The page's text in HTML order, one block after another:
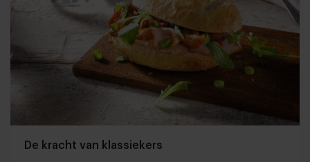
De kracht van klassiekers